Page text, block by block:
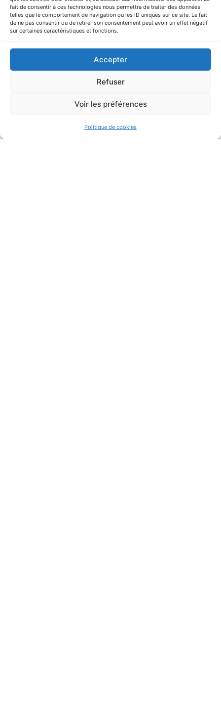
fait de consentir à ces technologies nous permettra de traiter des données
telles que le comportement de navigation ou les ID uniques sur ce site. Le fait
de ne pas consentir ou de retirer son consentement peut avoir un effet négatif
sur certaines caractéristiques et fonctions.
Accepter
Refuser
Voir les préférences
Politique de cookies
permis de finaliser le partenariat en
signant un accord cadre (MoU). Cet
accord va permettre de dynamiser le
partenariat qui sera intégré dans un
module de la formation BTSA BioQualim